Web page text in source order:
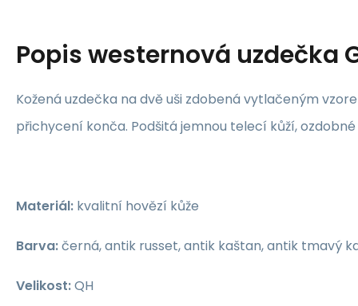
Popiswesternová uzdečka
Kožená uzdečka na dvě uši zdobená vytlačeným
přichycení konča. Podšitá jemnou telecí kůží,
Materiál: kvalitní hovězí kůže
Barva:černá, antik russet, antik kaštan, antik tmavý
Velikost:QH